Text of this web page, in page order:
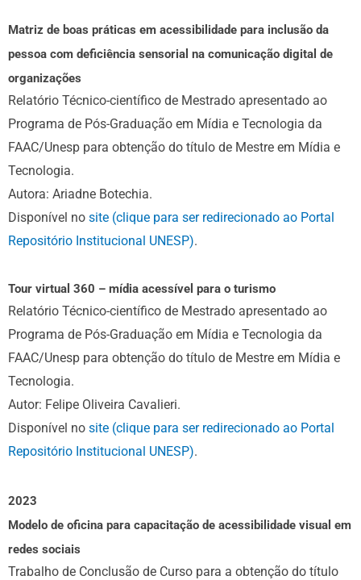
Matriz de boas práticas em acessibilidade para inclusão da
pessoa com deficiência sensorial na comunicação digital de
organizações
Relatório Técnico-científico de Mestrado apresentado ao
Programa de Pós-Graduação em Mídia e Tecnologia da
FAAC/Unesp para obtenção do título de Mestre em Mídia e
Tecnologia.
Autora: Ariadne Botechia.
Disponível no site (clique para ser redirecionado ao Portal
Repositório Institucional UNESP).
Tour virtual 360 – mídia acessível para o turismo
Relatório Técnico-científico de Mestrado apresentado ao
Programa de Pós-Graduação em Mídia e Tecnologia da
FAAC/Unesp para obtenção do título de Mestre em Mídia e
Tecnologia.
Autor: Felipe Oliveira Cavalieri.
Disponível no site (clique para ser redirecionado ao Portal
Repositório Institucional UNESP).
2023
Modelo de oficina para capacitação de acessibilidade visual em
redes sociais
Trabalho de Conclusão de Curso para a obtenção do título